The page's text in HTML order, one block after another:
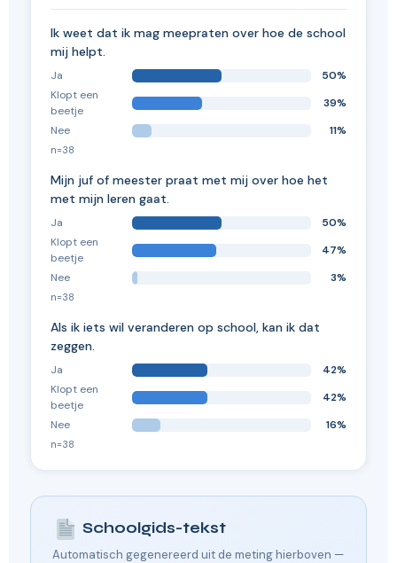
Ik weet dat ik mag meepraten over hoe de school
mij helpt.
Ja
50%
Klopt een
beetje
39%
Nee
11%
n=38
Mijn juf of meester praat met mij over hoe het
met mijn leren gaat.
Ja
50%
Klopt een
beetje
47%
Nee
3%
n=38
Als ik iets wil veranderen op school, kan ik dat
zeggen.
Ja
42%
Klopt een
beetje
42%
Nee
16%
n=38
Schoolgids-tekst
Automatisch gegenereerd uit de meting hierboven —